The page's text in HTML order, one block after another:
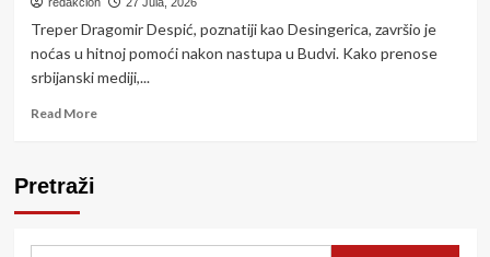
pružnom
prelazu:
udario
Treper Dragomir Despić, poznatiji kao Desingerica, završio je
noćas u hitnoj pomoći nakon nastupa u Budvi. Kako prenose
srbijanski mediji,...
Read MoreRead
Pretraži